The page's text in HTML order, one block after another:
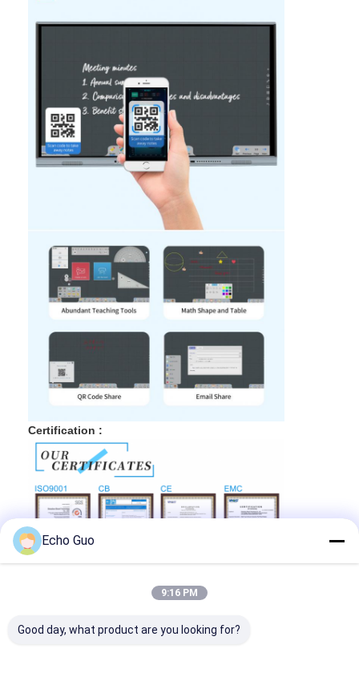
Certification :
Echo Guo
9:16 PM
Good day, what product are you looking for?